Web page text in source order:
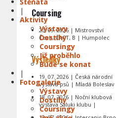
|
Aktivity
Výstavy
Dostihy
Coursingy
Již proběhlo
Bude se konat
|
Fotogalerie
Výstavy
Dostihy
Coursingy
Coursing
20. 09. 2026 | Mistrovství
Čech, CACT, B | Humpolec
Výsledky
19. 07. 2026 | Česká národní
výstava psů | Mladá Boleslav
18. 07. 2026 | Noční klubová
výstava Saluki klubu |